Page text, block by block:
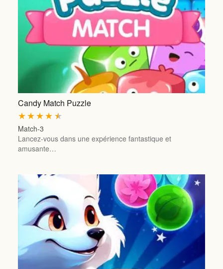
Candy Match Puzzle
★
★
★
★
★
Match-3
Lancez-vous dans une expérience fantastique et
amusante…